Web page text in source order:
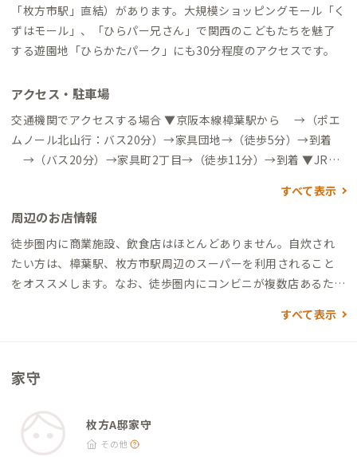
「枚方市駅」直結）があります。大規模ショッピングモール「く
ずはモール」、「ひらパー兄さん」で関西のこどもたちを魅了
する遊園地「ひらかたパーク」にも30分程度のアクセスです。
アクセス・駐車場
交通機関でアクセスする場合 ▼京阪本線樟葉駅から →（ポエ
ムノール北山行：バス20分）→家具団地→（徒歩5分）→到着
→（バス20分）→家具町2丁目→（徒歩11分）→到着 ▼JR片
すべて表示
周辺のお店情報
徒歩圏内に商業施設、飲食店はほとんどありません。自炊され
たい方は、樟葉駅、枚方市駅周辺のスーパーを利用されること
をオススメします。なお、徒歩圏内にコンビニが複数店あるた
枚方長尾家具町店：徒歩5分（最寄りのコンビニ、徒歩圏内にセ
丁目〜2丁目）家具の小売店がたくさんあります。 ・ニトリモー
徒歩30分
すべて表示
家守
枚方A邸家守
その他